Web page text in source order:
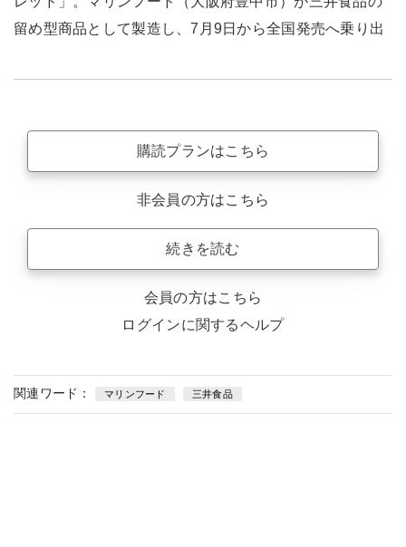
留め型商品として製造し、7月9日から全国発売へ乗り出
購読プランはこちら
非会員の方はこちら
続きを読む
会員の方はこちら
ログインに関するヘルプ
関連ワード： マリンフード 三井食品